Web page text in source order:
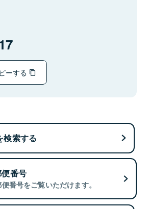
ーする
検索する
番号
番号をご覧いただけます。